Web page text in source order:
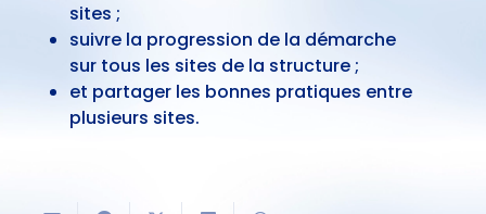
sites ;
suivre la progression de la démarche
sur tous les sites de la structure ;
et partager les bonnes pratiques entre
plusieurs sites.